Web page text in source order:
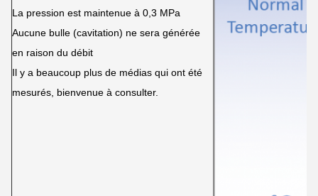
La pression est maintenue à 0,3 MPa
Aucune bulle (cavitation) ne sera générée
en raison du débit
Il y a beaucoup plus de médias qui ont été
mesurés, bienvenue à consulter.